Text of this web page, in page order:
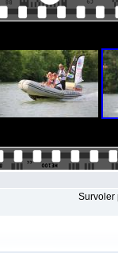
Survoler